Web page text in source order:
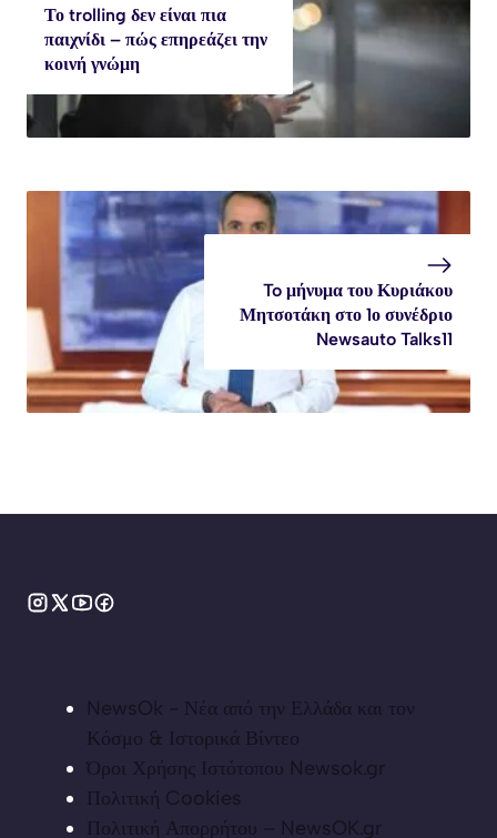
Το trolling δεν είναι πια
παιχνίδι – πώς επηρεάζει την
κοινή γνώμη
To μήνυμα του Κυριάκου
Μητσοτάκη στο 1ο συνέδριο
Newsauto Talks11
NewsOk - Νέα από την Ελλάδα και τον
Κόσμο & Ιστορικά Βίντεο
Όροι Χρήσης Ιστότοπου Newsok.gr
Πολιτική Cookies
Πολιτική Απορρήτου – NewsOK.gr